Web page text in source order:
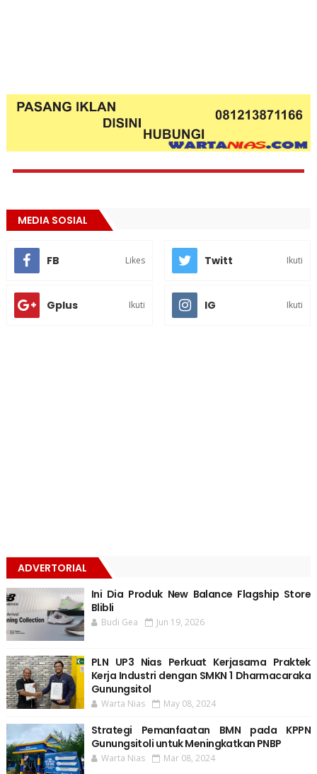
MEDIA SOSIAL
FB Likes Twitt Ikuti
Gplus Ikuti IG Ikuti
ADVERTORIAL
Ini Dia Produk New Balance Flagship Store
Blibli
Budi Gea Jun 19, 2026
PLN UP3 Nias Perkuat Kerjasama Praktek
Kerja Industri dengan SMKN 1 Dharmacaraka
Gunungsitol
Warta Nias May 08, 2024
Strategi Pemanfaatan BMN pada KPPN
Gunungsitoli untuk Meningkatkan PNBP
Warta Nias Mar 08, 2024